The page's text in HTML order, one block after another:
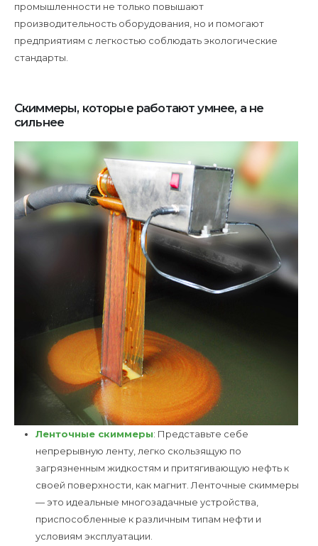
промышленности не только повышают
производительность оборудования, но и помогают
предприятиям с легкостью соблюдать экологические
стандарты.
Скиммеры, которые работают умнее, а не
сильнее
Ленточные скиммеры: Представьте себе
непрерывную ленту, легко скользящую по
загрязненным жидкостям и притягивающую нефть к
своей поверхности, как магнит. Ленточные скиммеры
— это идеальные многозадачные устройства,
приспособленные к различным типам нефти и
условиям эксплуатации.